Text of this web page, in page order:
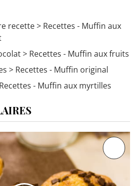
recette> Recettes - Muffin aux
> Recettes - Muffin aux fruits
> Recettes - Muffin original
- Muffin aux myrtilles